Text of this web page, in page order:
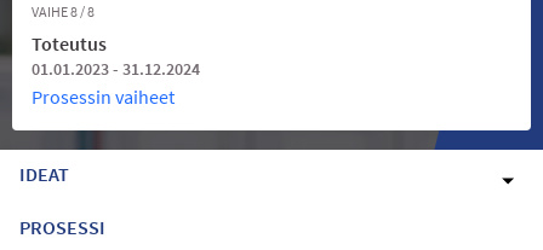
VAIHE 8 / 8
Toteutus
01.01.2023 - 31.12.2024
Prosessin vaiheet
IDEAT
PROSESSI